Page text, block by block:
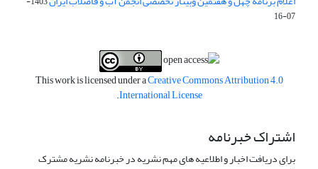
07-16
This work is licensed under aCreative Commons Attribution 4.0
International License
.
اشتراک خبرنامه
برای دریافت اخبار و اطلاعیه های مهم نشریه در خبرنامه نشریه مشترک